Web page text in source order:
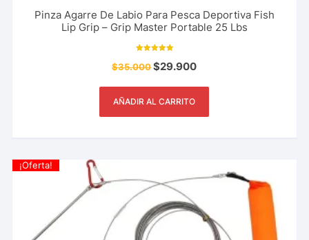
Pinza Agarre De Labio Para Pesca Deportiva Fish
Lip Grip – Grip Master Portable 25 Lbs
5.00
de 5
$35.000$29.900
AÑADIR AL CARRITO
¡Oferta!